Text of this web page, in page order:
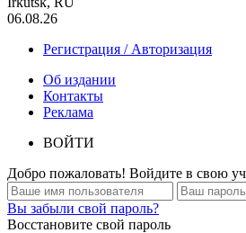
06.08.26
Регистрация / Авторизация
Об издании
Контакты
Реклама
ВОЙТИ
Добро пожаловать! Войдите в свою
Вы забыли свой пароль?
Восстановите свой пароль